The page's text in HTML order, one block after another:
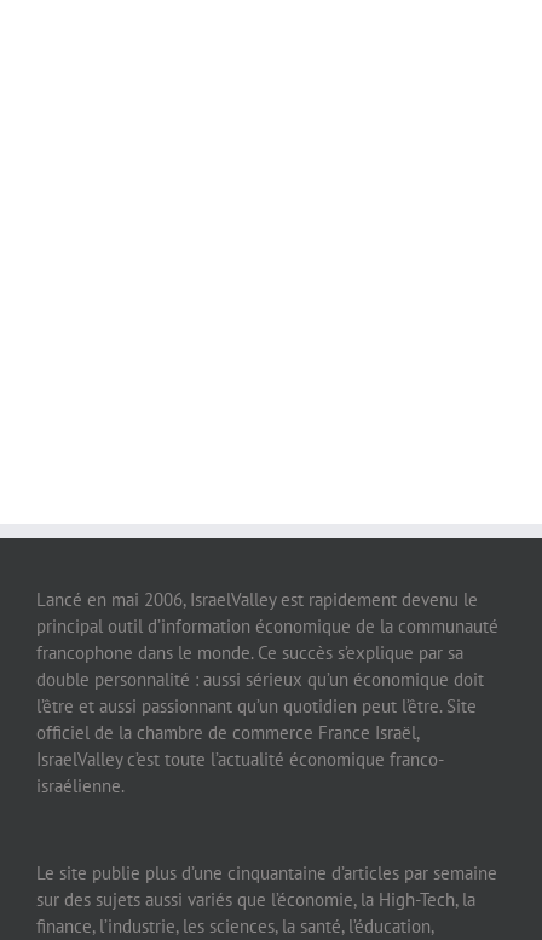
Lancé en mai 2006, IsraelValley est rapidement devenu le
principal outil d’information économique de la communauté
francophone dans le monde. Ce succès s’explique par sa
double personnalité : aussi sérieux qu’un économique doit
l’être et aussi passionnant qu’un quotidien peut l’être. Site
officiel de la chambre de commerce France Israël,
IsraelValley c’est toute l’actualité économique franco-
israélienne.
Le site publie plus d’une cinquantaine d’articles par semaine
sur des sujets aussi variés que l’économie, la High-Tech, la
finance, l’industrie, les sciences, la santé, l’éducation,